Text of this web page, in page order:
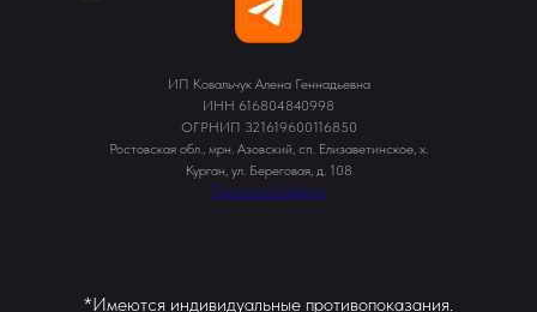
ИП Ковальчук Алена Геннадьевна
ИНН 616804840998
ОГРНИП 321619600116850
Ростовская обл., мрн. Азовский, сп. Елизаветинское, х.
Курган, ул. Береговая, д. 108
Публичная Оферта
*Имеются индивидуальные противопоказания.